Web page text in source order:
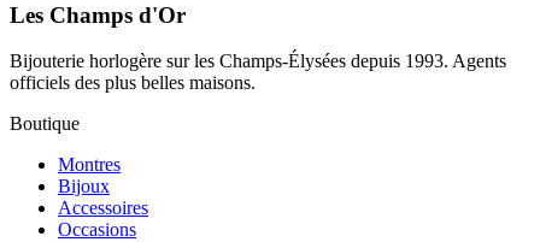
Les Champs d'Or
Bijouterie horlogère sur les Champs-Élysées depuis 1993. Agents
officiels des plus belles maisons.
Boutique
Montres
Bijoux
Accessoires
Occasions